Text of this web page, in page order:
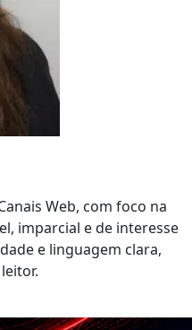
Web, com foco na
imparcial e de interesse
e linguagem clara,